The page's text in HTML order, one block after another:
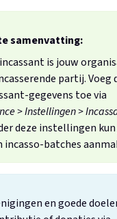
samenvatting:
is jouw
partij. Voeg
gegevens toe via
> Instellingen >
deze instellingen kun
incasso-batches
en goede